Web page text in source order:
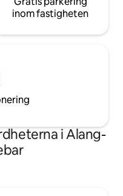
inom fastigheten
i Alang-